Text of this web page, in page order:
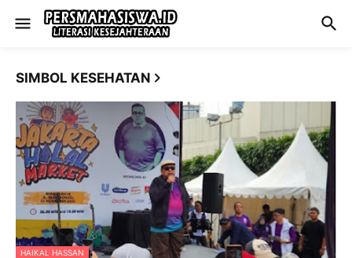
SIMBOL KESEHATAN
HAIKAL HASSAN